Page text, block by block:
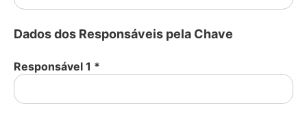
Dados dos Responsáveis pela Chave
Responsável 1 *